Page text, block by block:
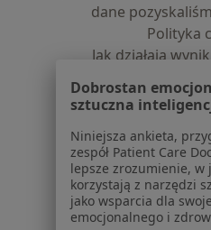
dane
Polityka
Jak działają
O
Centrum
Dla
Dobrostan
sztuczna
Niniejsza ankieta,
zespół Patient Care
lepsze zrozumienie, w
korzystają z narzędzi
jako wsparcia dla
emocjonalnego i